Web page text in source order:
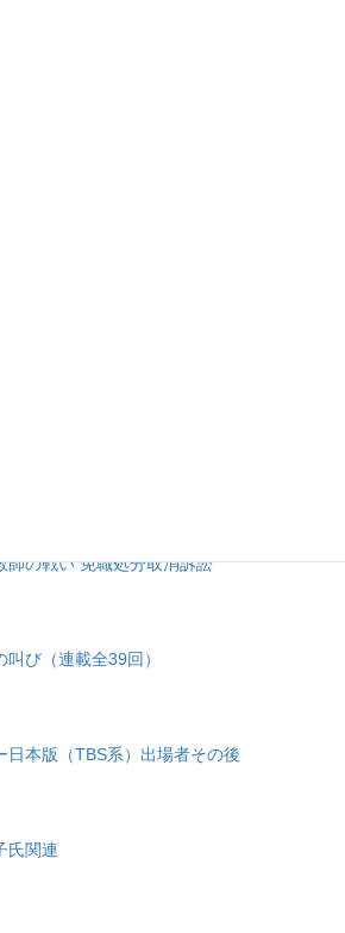
師の戦い 免職処分取消訴訟
叫び（連載全39回）
日本版（TBS系）出場者その後
氏関連